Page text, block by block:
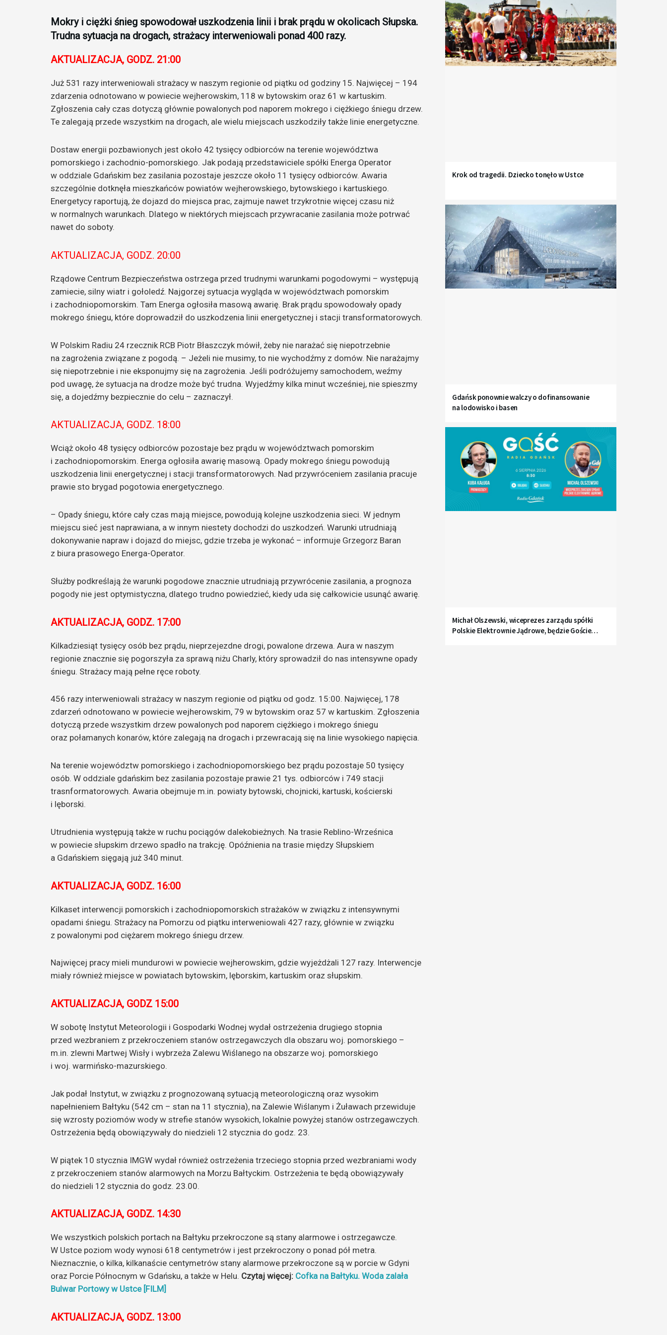
Mokry i ciężki śnieg spowodował uszkodzenia linii i brak prądu w okolicach Słupska.
Trudna sytuacja na drogach, strażacy interweniowali ponad 400 razy.
AKTUALIZACJA, GODZ. 21:00
Już 531 razy interweniowali strażacy w naszym regionie od piątku od godziny 15. Najwięcej – 194
zdarzenia odnotowano w powiecie wejherowskim, 118 w bytowskim oraz 61 w kartuskim.
Zgłoszenia cały czas dotyczą głównie powalonych pod naporem mokrego i ciężkiego śniegu drzew.
Te zalegają przede wszystkim na drogach, ale wielu miejscach uszkodziły także linie energetyczne.
Dostaw energii pozbawionych jest około 42 tysięcy odbiorców na terenie województwa
pomorskiego i zachodnio-pomorskiego. Jak podają przedstawiciele spółki Energa Operator
w oddziale Gdańskim bez zasilania pozostaje jeszcze około 11 tysięcy odbiorców. Awaria
szczególnie dotknęła mieszkańców powiatów wejherowskiego, bytowskiego i kartuskiego.
Energetycy raportują, że dojazd do miejsca prac, zajmuje nawet trzykrotnie więcej czasu niż
w normalnych warunkach. Dlatego w niektórych miejscach przywracanie zasilania może potrwać
nawet do soboty.
AKTUALIZACJA, GODZ. 20:00
Rządowe Centrum Bezpieczeństwa ostrzega przed trudnymi warunkami pogodowymi – występują
zamiecie, silny wiatr i gołoledź. Najgorzej sytuacja wygląda w województwach pomorskim
i zachodniopomorskim. Tam Energa ogłosiła masową awarię. Brak prądu spowodowały opady
mokrego śniegu, które doprowadził do uszkodzenia linii energetycznej i stacji transformatorowych.
W Polskim Radiu 24 rzecznik RCB Piotr Błaszczyk mówił, żeby nie narażać się niepotrzebnie
na zagrożenia związane z pogodą. – Jeżeli nie musimy, to nie wychodźmy z domów. Nie narażajmy
się niepotrzebnie i nie eksponujmy się na zagrożenia. Jeśli podróżujemy samochodem, weźmy
pod uwagę, że sytuacja na drodze może być trudna. Wyjedźmy kilka minut wcześniej, nie spieszmy
się, a dojedźmy bezpiecznie do celu – zaznaczył.
AKTUALIZACJA, GODZ. 18:00
Wciąż około 48 tysięcy odbiorców pozostaje bez prądu w województwach pomorskim
i zachodniopomorskim. Energa ogłosiła awarię masową. Opady mokrego śniegu powodują
uszkodzenia linii energetycznej i stacji transformatorowych. Nad przywróceniem zasilania pracuje
prawie sto brygad pogotowia energetycznego.
– Opady śniegu, które cały czas mają miejsce, powodują kolejne uszkodzenia sieci. W jednym
miejscu sieć jest naprawiana, a w innym niestety dochodzi do uszkodzeń. Warunki utrudniają
dokonywanie napraw i dojazd do miejsc, gdzie trzeba je wykonać – informuje Grzegorz Baran
z biura prasowego Energa-Operator.
Służby podkreślają że warunki pogodowe znacznie utrudniają przywrócenie zasilania, a prognoza
pogody nie jest optymistyczna, dlatego trudno powiedzieć, kiedy uda się całkowicie usunąć awarię.
AKTUALIZACJA, GODZ. 17:00
Kilkadziesiąt tysięcy osób bez prądu, nieprzejezdne drogi, powalone drzewa. Aura w naszym
regionie znacznie się pogorszyła za sprawą niżu Charly, który sprowadził do nas intensywne opady
śniegu. Strażacy mają pełne ręce roboty.
456 razy interweniowali strażacy w naszym regionie od piątku od godz. 15:00. Najwięcej, 178
zdarzeń odnotowano w powiecie wejherowskim, 79 w bytowskim oraz 57 w kartuskim. Zgłoszenia
dotyczą przede wszystkim drzew powalonych pod naporem ciężkiego i mokrego śniegu
oraz połamanych konarów, które zalegają na drogach i przewracają się na linie wysokiego napięcia.
Na terenie województw pomorskiego i zachodniopomorskiego bez prądu pozostaje 50 tysięcy
osób. W oddziale gdańskim bez zasilania pozostaje prawie 21 tys. odbiorców i 749 stacji
trasnformatorowych. Awaria obejmuje m.in. powiaty bytowski, chojnicki, kartuski, kościerski
i lęborski.
Utrudnienia występują także w ruchu pociągów dalekobieżnych. Na trasie Reblino-Wrześnica
w powiecie słupskim drzewo spadło na trakcję. Opóźnienia na trasie między Słupskiem
a Gdańskiem sięgają już 340 minut.
AKTUALIZACJA, GODZ. 16:00
Kilkaset interwencji pomorskich i zachodniopomorskich strażaków w związku z intensywnymi
opadami śniegu. Strażacy na Pomorzu od piątku interweniowali 427 razy, głównie w związku
z powalonymi pod ciężarem mokrego śniegu drzew.
Najwięcej pracy mieli mundurowi w powiecie wejherowskim, gdzie wyjeżdżali 127 razy. Interwencje
miały również miejsce w powiatach bytowskim, lęborskim, kartuskim oraz słupskim.
AKTUALIZACJA, GODZ 15:00
W sobotę Instytut Meteorologii i Gospodarki Wodnej wydał ostrzeżenia drugiego stopnia
przed wezbraniem z przekroczeniem stanów ostrzegawczych dla obszaru woj. pomorskiego –
m.in. zlewni Martwej Wisły i wybrzeża Zalewu Wiślanego na obszarze woj. pomorskiego
i woj. warmińsko-mazurskiego.
Jak podał Instytut, w związku z prognozowaną sytuacją meteorologiczną oraz wysokim
napełnieniem Bałtyku (542 cm – stan na 11 stycznia), na Zalewie Wiślanym i Żuławach przewiduje
się wzrosty poziomów wody w strefie stanów wysokich, lokalnie powyżej stanów ostrzegawczych.
Ostrzeżenia będą obowiązywały do niedzieli 12 stycznia do godz. 23.
W piątek 10 stycznia IMGW wydał również ostrzeżenia trzeciego stopnia przed wezbraniami wody
z przekroczeniem stanów alarmowych na Morzu Bałtyckim. Ostrzeżenia te będą obowiązywały
do niedzieli 12 stycznia do godz. 23.00.
AKTUALIZACJA, GODZ. 14:30
We wszystkich polskich portach na Bałtyku przekroczone są stany alarmowe i ostrzegawcze.
W Ustce poziom wody wynosi 618 centymetrów i jest przekroczony o ponad pół metra.
Nieznacznie, o kilka, kilkanaście centymetrów stany alarmowe przekroczone są w porcie w Gdyni
oraz Porcie Północnym w Gdańsku, a także w Helu. Czytaj więcej: Cofka na Bałtyku. Woda zalała
Bulwar Portowy w Ustce [FILM]
AKTUALIZACJA, GODZ. 13:00
Krok od tragedii. Dziecko tonęło w Ustce
Gdańsk ponownie walczy o dofinansowanie
na lodowisko i basen
Michał Olszewski, wiceprezes zarządu spółki
Polskie Elektrownie Jądrowe, będzie Gościem